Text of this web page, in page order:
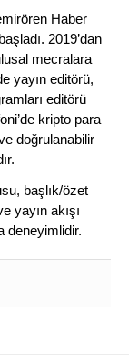
Haber
2019’dan
mecralara
yayın editörü,
editörü
kripto para
doğrulanabilir
başlık/özet
yayın akışı
deneyimlidir.